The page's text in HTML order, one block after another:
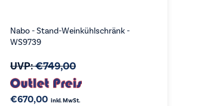
Nabo - Stand-Weinkühlschränk -
WS9739
UVP:€749,00
€670,00 inkl. MwSt.